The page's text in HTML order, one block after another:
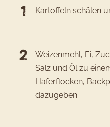
Kartoffeln schälen
Weizenmehl, Ei,
Salz und Öl zu
Haferflocken,
dazugeben.